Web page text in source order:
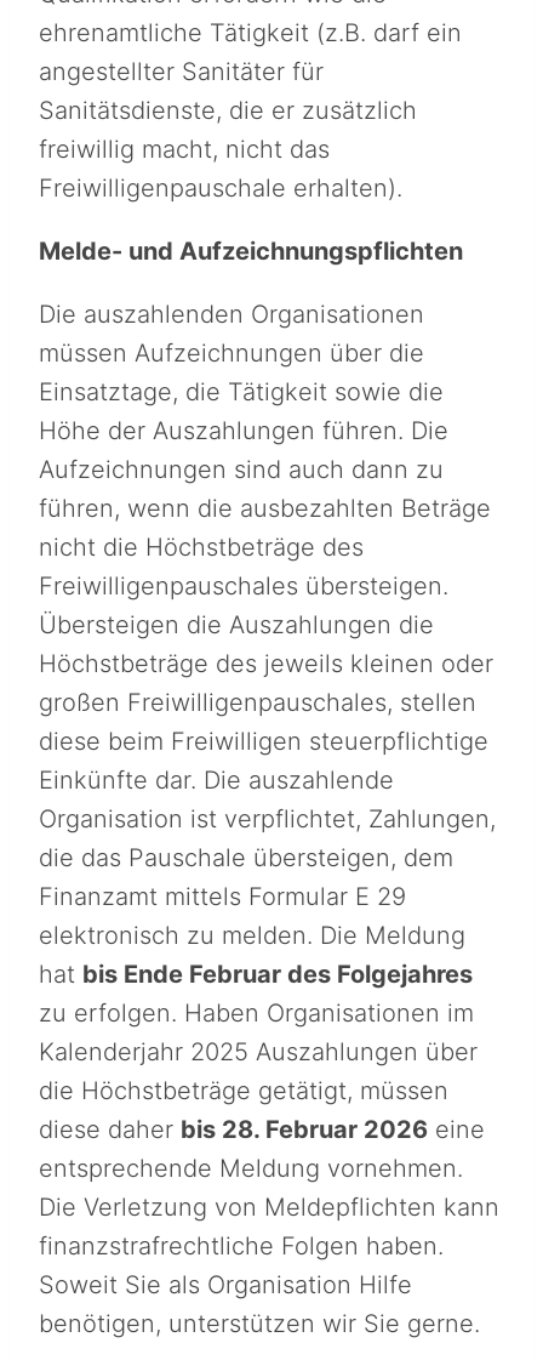
ehrenamtliche Tätigkeit (z.B. darf ein
angestellter Sanitäter für
Sanitätsdienste, die er zusätzlich
freiwillig macht, nicht das
Freiwilligenpauschale erhalten).
Melde- und Aufzeichnungspflichten
Die auszahlenden Organisationen
müssen Aufzeichnungen über die
Einsatztage, die Tätigkeit sowie die
Höhe der Auszahlungen führen. Die
Aufzeichnungen sind auch dann zu
führen, wenn die ausbezahlten Beträge
nicht die Höchstbeträge des
Freiwilligenpauschales übersteigen.
Übersteigen die Auszahlungen die
Höchstbeträge des jeweils kleinen oder
großen Freiwilligenpauschales, stellen
diese beim Freiwilligen steuerpflichtige
Einkünfte dar. Die auszahlende
Organisation ist verpflichtet, Zahlungen,
die das Pauschale übersteigen, dem
Finanzamt mittels Formular E 29
elektronisch zu melden. Die Meldung
hat bis Ende Februar des Folgejahres
zu erfolgen. Haben Organisationen im
Kalenderjahr 2025 Auszahlungen über
die Höchstbeträge getätigt, müssen
diese daher bis 28. Februar 2026 eine
entsprechende Meldung vornehmen.
Die Verletzung von Meldepflichten kann
finanzstrafrechtliche Folgen haben.
Soweit Sie als Organisation Hilfe
benötigen, unterstützen wir Sie gerne.